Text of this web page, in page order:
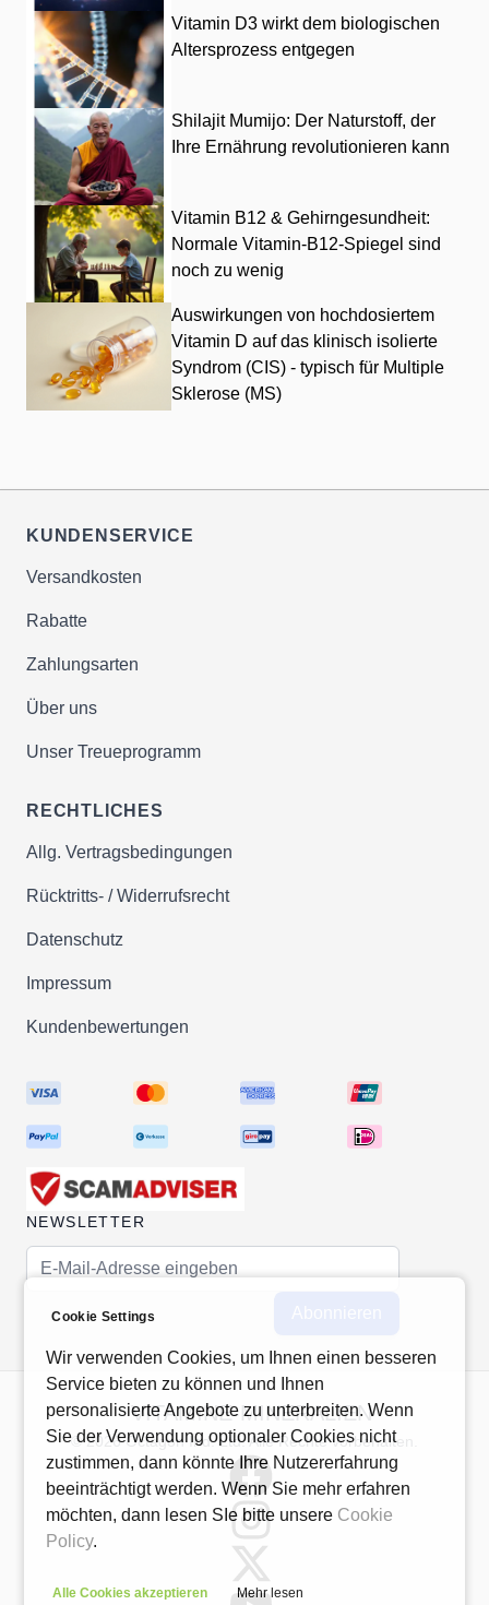
Vitamin D3 wirkt dem biologischen
Altersprozess entgegen
Shilajit Mumijo: Der Naturstoff, der
Ihre Ernährung revolutionieren kann
Vitamin B12 & Gehirngesundheit:
Normale Vitamin-B12-Spiegel sind
noch zu wenig
Auswirkungen von hochdosiertem
Vitamin D auf das klinisch isolierte
Syndrom (CIS) - typisch für Multiple
Sklerose (MS)
KUNDENSERVICE
Versandkosten
Rabatte
Zahlungsarten
Über uns
Unser Treueprogramm
RECHTLICHES
Allg. Vertragsbedingungen
Rücktritts- / Widerrufsrecht
Datenschutz
Impressum
Kundenbewertungen
NEWSLETTER
E-Mail-Adresse
VITAMINE-MINERALIEN
© 2026 Octagon Ind. Ltd. Alle Rechte vorbehalten.
Cookie Settings
Wir verwenden Cookies, um Ihnen einen besseren
Service bieten zu können und Ihnen
personalisierte Angebote zu unterbreiten. Wenn
Sie der Verwendung optionaler Cookies nicht
zustimmen, dann könnte Ihre Nutzererfahrung
beeinträchtigt werden. Wenn Sie mehr erfahren
möchten, dann lesen SIe bitte unsere Cookie
Policy.
Alle Cookies akzeptieren Mehr lesen